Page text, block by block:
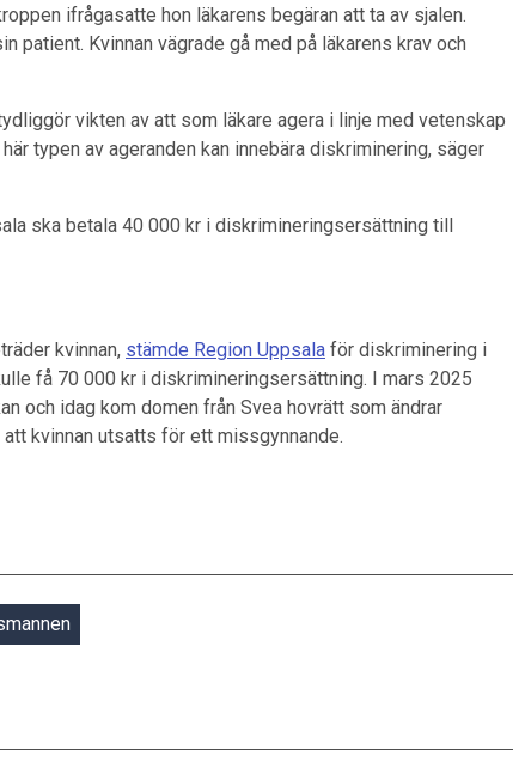
ifrågasatte hon läkarens begäran att ta av sjalen.
patient. Kvinnan vägrade gå med på läkarens krav och
vikten av att som läkare agera i linje med vetenskap
typen av ageranden kan innebära diskriminering, säger
ska betala 40 000 kr i diskrimineringsersättning till
kvinnan, stämde Region Uppsala för diskriminering i
få 70 000 kr i diskrimineringsersättning. I mars 2025
och idag kom domen från Svea hovrätt som ändrar
kvinnan utsatts för ett missgynnande.